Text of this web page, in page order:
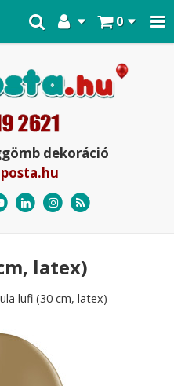
0
dekoráció
latex)
lufi (30 cm, latex)